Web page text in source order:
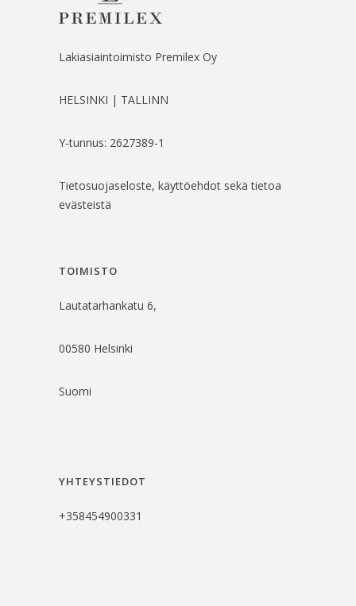
Lakiasiaintoimisto Premilex Oy
HELSINKI | TALLINN
Y-tunnus: 2627389-1
Tietosuojaseloste, käyttöehdot sekä tietoa
evästeistä
TOIMISTO
Lautatarhankatu 6,
00580 Helsinki
Suomi
YHTEYSTIEDOT
+358454900331